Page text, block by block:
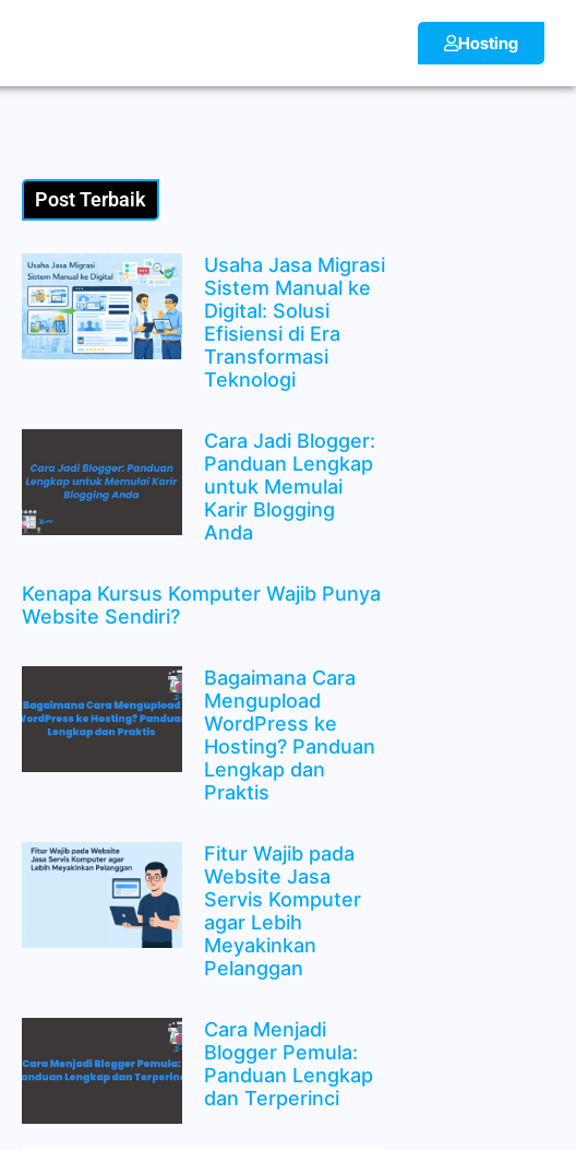
Hosting
Post Terbaik
Usaha Jasa Migrasi
Sistem Manual ke
Digital: Solusi
Efisiensi di Era
Transformasi
Teknologi
Cara Jadi Blogger:
Panduan Lengkap
untuk Memulai
Karir Blogging
Anda
Kenapa Kursus Komputer Wajib Punya
Website Sendiri?
Bagaimana Cara
Mengupload
WordPress ke
Hosting? Panduan
Lengkap dan
Praktis
Fitur Wajib pada
Website Jasa
Servis Komputer
agar Lebih
Meyakinkan
Pelanggan
Cara Menjadi
Blogger Pemula:
Panduan Lengkap
dan Terperinci